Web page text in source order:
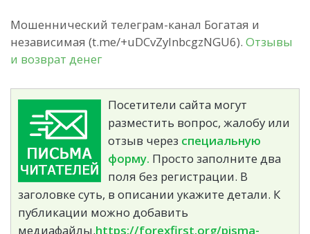
Мошеннический телеграм-канал Богатая и
независимая (t.me/+uDCvZylnbcgzNGU6). Отзывы
и возврат денег
Посетители сайта могут
разместить вопрос, жалобу или
отзыв через специальную
форму. Просто заполните два
поля без регистрации. В
заголовке суть, в описании укажите детали. К
публикации можно добавить
медиафайлы.https://forexfirst.org/pisma-